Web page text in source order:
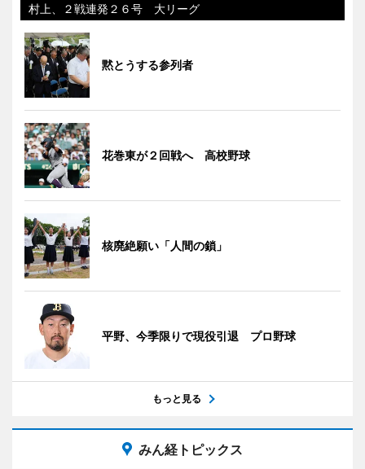
村上、２戦連発２６号 大リーグ
黙とうする参列者
花巻東が２回戦へ 高校野球
核廃絶願い「人間の鎖」
平野、今季限りで現役引退 プロ野球
もっと見る
みん経トピックス